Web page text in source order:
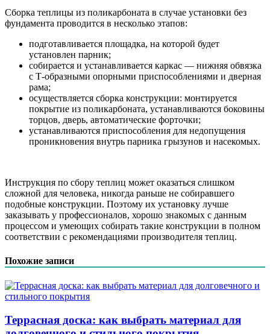
Сборка теплицы из поликарбоната в случае установки без
фундамента проводится в несколько этапов:
подготавливается площадка, на которой будет
установлен парник;
собирается и устанавливается каркас — нижняя обвязка
с Т-образными опорными приспособлениями и дверная
рама;
осуществляется сборка конструкции: монтируется
покрытие из поликарбоната, устанавливаются боковины
торцов, дверь, автоматические форточки;
устанавливаются приспособления для недопущения
проникновения внутрь парника грызунов и насекомых.
Инструкция по сбору теплиц может оказаться слишком
сложной для человека, никогда раньше не собиравшего
подобные конструкции. Поэтому их установку лучше
заказывать у профессионалов, хорошо знакомых с данным
процессом и умеющих собирать такие конструкции в полном
соответствии с рекомендациями производителя теплиц.
Похожие записи
Террасная доска: как выбрать материал для